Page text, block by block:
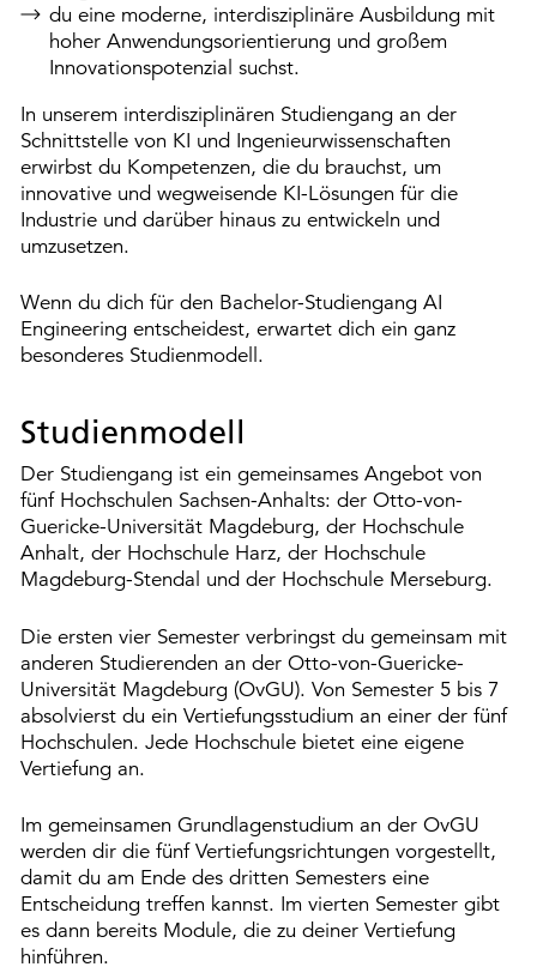
du eine moderne, interdisziplinäre Ausbildung mit
hoher Anwendungsorientierung und großem
Innovationspotenzial suchst.
In unserem interdisziplinären Studiengang an der
Schnittstelle von KI und Ingenieurwissenschaften
erwirbst du Kompetenzen, die du brauchst, um
innovative und wegweisende KI-Lösungen für die
Industrie und darüber hinaus zu entwickeln und
umzusetzen.
Wenn du dich für den Bachelor-Studiengang AI
Engineering entscheidest, erwartet dich ein ganz
besonderes Studienmodell.
Studienmodell
Der Studiengang ist ein gemeinsames Angebot von
fünf Hochschulen Sachsen-Anhalts: der Otto-von-
Guericke-Universität Magdeburg, der Hochschule
Anhalt, der Hochschule Harz, der Hochschule
Magdeburg-Stendal und der Hochschule Merseburg.
Die ersten vier Semester verbringst du gemeinsam mit
anderen Studierenden an der Otto-von-Guericke-
Universität Magdeburg (OvGU). Von Semester 5 bis 7
absolvierst du ein Vertiefungsstudium an einer der fünf
Hochschulen. Jede Hochschule bietet eine eigene
Vertiefung an.
Im gemeinsamen Grundlagenstudium an der OvGU
werden dir die fünf Vertiefungsrichtungen vorgestellt,
damit du am Ende des dritten Semesters eine
Entscheidung treffen kannst. Im vierten Semester gibt
es dann bereits Module, die zu deiner Vertiefung
hinführen.